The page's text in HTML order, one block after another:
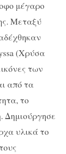
μέγαρο
Μεταξύ
(Χρύσα
των
από τα
το
Δημιούργησε
υλικά το